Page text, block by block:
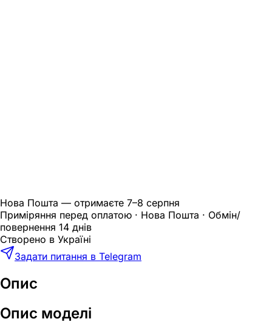
Нова Пошта — отримаєте 7–8 серпня
Приміряння перед оплатою · Нова Пошта · Обмін/
повернення 14 днів
Створено в Україні
Задати питання в Telegram
Опис
Опис моделі